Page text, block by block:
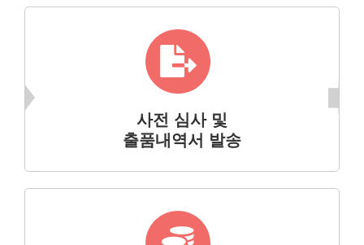
사전 심사 및
출품내역서 발송